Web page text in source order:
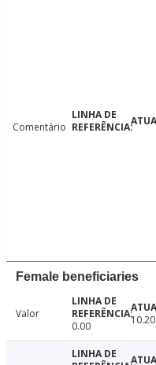
Comentário
Female beneficiaries
Valor
0.00
10.20